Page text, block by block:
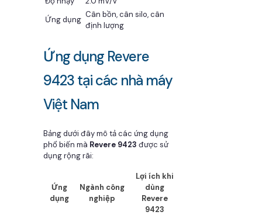
Ứng dụng
Cân bồn, cân silo, cân
định lượng
Ứng dụng Revere
9423 tại các nhà máy
Việt Nam
Bảng dưới đây mô tả các ứng dụng
phổ biến mà Revere 9423 được sử
dụng rộng rãi:
Ứng
dụng
Ngành công
nghiệp
Lợi ích khi
dùng
Revere
9423